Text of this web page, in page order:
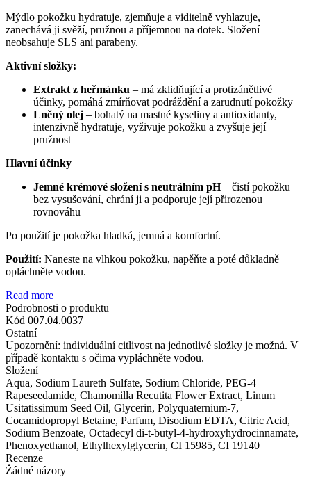
Mýdlo pokožku hydratuje, zjemňuje a viditelně vyhlazuje,
zanechává ji svěží, pružnou a příjemnou na dotek. Složení
neobsahuje SLS ani parabeny.
Aktivní složky:
Extrakt z heřmánku – má zklidňující a protizánětlivé
účinky, pomáhá zmírňovat podráždění a zarudnutí pokožky
Lněný olej – bohatý na mastné kyseliny a antioxidanty,
intenzivně hydratuje, vyživuje pokožku a zvyšuje její
pružnost
Hlavní účinky
Jemné krémové složení s neutrálním pH– čistí pokožku
bez vysušování, chrání ji a podporuje její přirozenou
rovnováhu
Po použití je pokožka hladká, jemná a komfortní.
Použití: Naneste na vlhkou pokožku, napěňte a poté důkladně
opláchněte vodou.
Read more
Podrobnosti o produktu
Kód 007.04.0037
Ostatní
Upozornění: individuální citlivost na jednotlivé složky je možná. V
případě kontaktu s očima vypláchněte vodou.
Složení
Aqua, Sodium Laureth Sulfate, Sodium Chloride, PEG-4
Rapeseedamide, Chamomilla Recutita Flower Extract, Linum
Usitatissimum Seed Oil, Glycerin, Polyquaternium-7,
Cocamidopropyl Betaine, Parfum, Disodium EDTA, Citric Acid,
Sodium Benzoate, Octadecyl di-t-butyl-4-hydroxyhydrocinnamate,
Phenoxyethanol, Ethylhexylglycerin, CI 15985, CI 19140
Recenze
Žádné názory